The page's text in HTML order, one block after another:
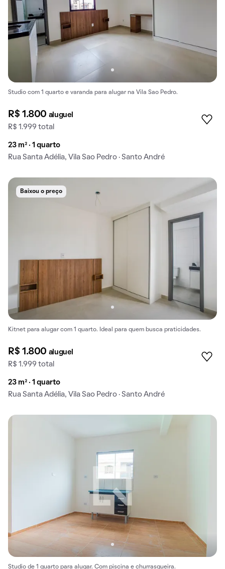
Studio com 1 quarto e varanda para alugar na Vila Sao Pedro.
R$ 1.800 aluguel
R$ 1.999 total
23 m² · 1 quarto
Rua Santa Adélia, Vila Sao Pedro · Santo André
Baixou o preço
Kitnet para alugar com 1 quarto. Ideal para quem busca praticidades.
R$ 1.800 aluguel
R$ 1.999 total
23 m² · 1 quarto
Rua Santa Adélia, Vila Sao Pedro · Santo André
Studio de 1 quarto para alugar. Com piscina e churrasqueira.